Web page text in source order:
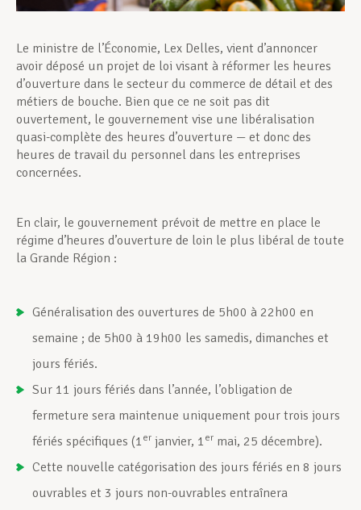
Le ministre de l’Économie, Lex Delles, vient d’annoncer
avoir déposé un projet de loi visant à réformer les heures
d’ouverture dans le secteur du commerce de détail et des
métiers de bouche. Bien que ce ne soit pas dit
ouvertement, le gouvernement vise une libéralisation
quasi-complète des heures d’ouverture — et donc des
heures de travail du personnel dans les entreprises
concernées.
En clair, le gouvernement prévoit de mettre en place le
régime d’heures d’ouverture de loin le plus libéral de toute
la Grande Région :
Généralisation des ouvertures de 5h00 à 22h00 en
semaine ; de 5h00 à 19h00 les samedis, dimanches et
jours fériés.
Sur 11 jours fériés dans l’année, l’obligation de
fermeture sera maintenue uniquement pour trois jours
fériés spécifiques (1 er janvier, 1 er mai, 25 décembre).
Cette nouvelle catégorisation des jours fériés en 8 jours
ouvrables et 3 jours non-ouvrables entraînera